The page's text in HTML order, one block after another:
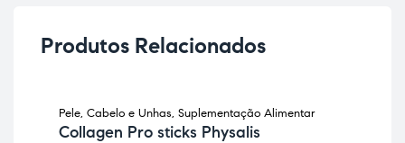
Produtos Relacionados
Pele, Cabelo e Unhas, Suplementação Alimentar
Collagen Pro sticks Physalis